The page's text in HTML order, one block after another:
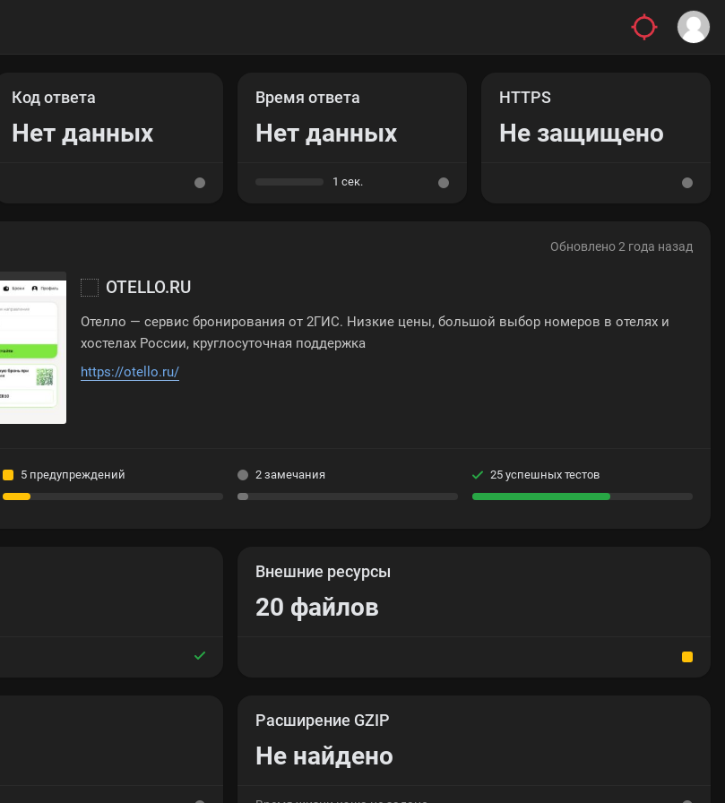
Код ответа
Нет данных
Время ответа
Нет данных
1 сек.
HTTPS
Не защищено
Обновлено 2 года назад
OTELLO.RU
Отелло — сервис бронирования от 2ГИС. Низкие цены, большой выбор номеров в отелях и
хостелах России, круглосуточная поддержка
https://otello.ru/
5 предупреждений 2 замечания 25 успешных тестов
Внешние ресурсы
20 файлов
Расширение GZIP
Не найдено